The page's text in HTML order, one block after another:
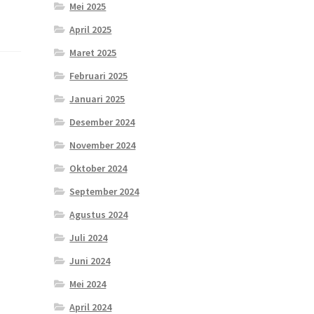
Mei 2025
April 2025
Maret 2025
Februari 2025
Januari 2025
Desember 2024
November 2024
Oktober 2024
September 2024
Agustus 2024
Juli 2024
Juni 2024
Mei 2024
April 2024